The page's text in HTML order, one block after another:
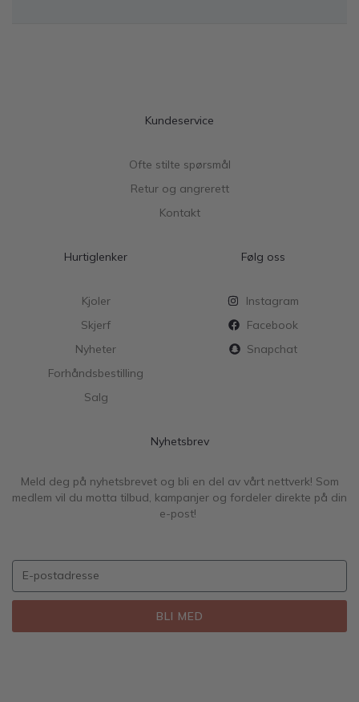
Kundeservice
Ofte stilte spørsmål
Retur og angrerett
Kontakt
Hurtiglenker
Kjoler
Skjerf
Nyheter
Forhåndsbestilling
Salg
Følg oss
Instagram
Facebook
Snapchat
Nyhetsbrev
Meld deg på nyhetsbrevet og bli en del av vårt nettverk! Som
medlem vil du motta tilbud, kampanjer og fordeler direkte på din
e-post!
BLI MED